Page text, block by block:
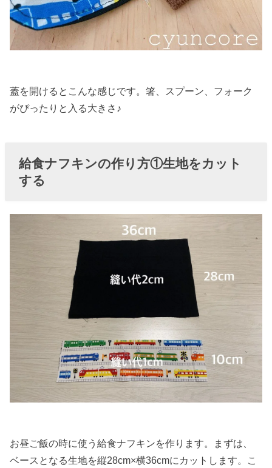
蓋を開けるとこんな感じです。箸、スプーン、フォーク
がぴったりと入る大きさ♪
給食ナフキンの作り方①生地をカット
する
お昼ご飯の時に使う給食ナフキンを作ります。まずは、
ベースとなる生地を縦28cm×横36cmにカットします。こ